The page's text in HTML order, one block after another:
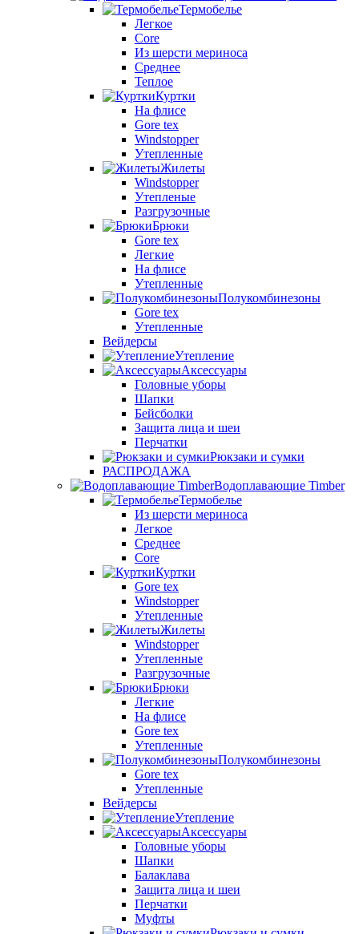
Термобелье
Легкое
Core
Из шерсти мериноса
Среднее
Теплое
Куртки
На флисе
Gore tex
Windstopper
Утепленные
Жилеты
Windstopper
Утепленые
Разгрузочные
Брюки
Gore tex
Легкие
На флисе
Утепленные
Полукомбинезоны
Gore tex
Утепленные
Вейдерсы
Утепление
Аксессуары
Головные уборы
Шапки
Бейсболки
Защита лица и шеи
Перчатки
Рюкзаки и сумки
РАСПРОДАЖА
Водоплавающие Timber
Термобелье
Из шерсти мериноса
Легкое
Среднее
Core
Куртки
Gore tex
Windstopper
Утепленные
Жилеты
Windstopper
Утепленные
Разгрузочные
Брюки
Легкие
На флисе
Gore tex
Утепленные
Полукомбинезоны
Gore tex
Утепленные
Вейдерсы
Утепление
Аксессуары
Головные уборы
Шапки
Балаклава
Защита лица и шеи
Перчатки
Муфты